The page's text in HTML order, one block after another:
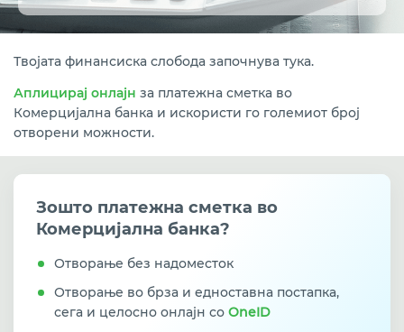
Твојата финансиска слобода започнува тука.
Аплицирај онлајн за платежна сметка во
Комерцијална банка и искористи го големиот број
отворени можности.
Зошто платежна сметка во
Комерцијална банка?
Отворање без надоместок
Отворање во брза и едноставна постапка,
сега и целосно онлајн со OneID